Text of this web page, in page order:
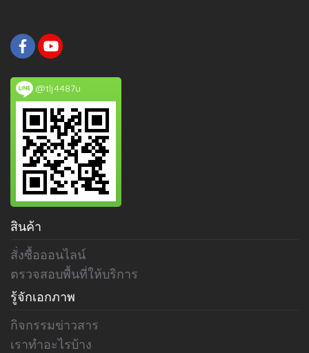
@tlj4487u
สินค้า
สั่งซื้อออนไลน์
ตรวจสอบพื้นที่ให้บริการ
รู้จักเอกภาพ
กิจกรรมข่าวสาร
เราทำอะไรบ้าง